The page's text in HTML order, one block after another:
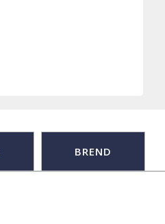
BREND